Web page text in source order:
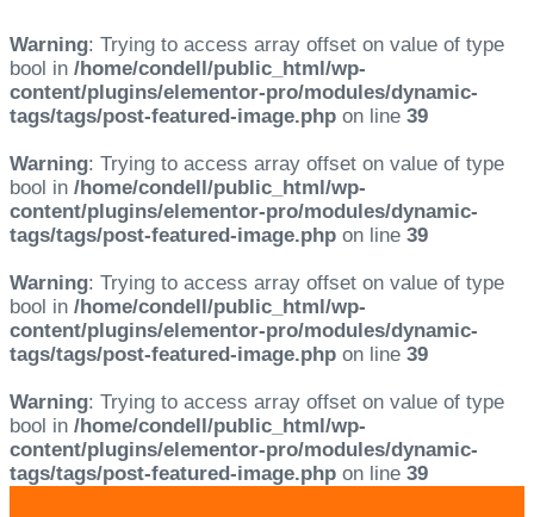
Warning: Trying to access array offset on value of type
bool in /home/condell/public_html/wp-
content/plugins/elementor-pro/modules/dynamic-
tags/tags/post-featured-image.php on line 39
Warning: Trying to access array offset on value of type
bool in /home/condell/public_html/wp-
content/plugins/elementor-pro/modules/dynamic-
tags/tags/post-featured-image.php on line 39
Warning: Trying to access array offset on value of type
bool in /home/condell/public_html/wp-
content/plugins/elementor-pro/modules/dynamic-
tags/tags/post-featured-image.php on line 39
Warning: Trying to access array offset on value of type
bool in /home/condell/public_html/wp-
content/plugins/elementor-pro/modules/dynamic-
tags/tags/post-featured-image.php on line 39